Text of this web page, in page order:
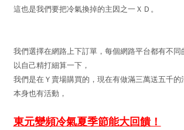
這也是我們要把冷氣換掉的主因之一ＸＤ。
我們選擇在網路上下訂單，每個網路平台都有不同
以自己精打細算一下，
我們是在Ｙ賣場購買的，現在有做滿三萬送五千的
本身也有活動，
東元變頻冷氣夏季節能大回饋！